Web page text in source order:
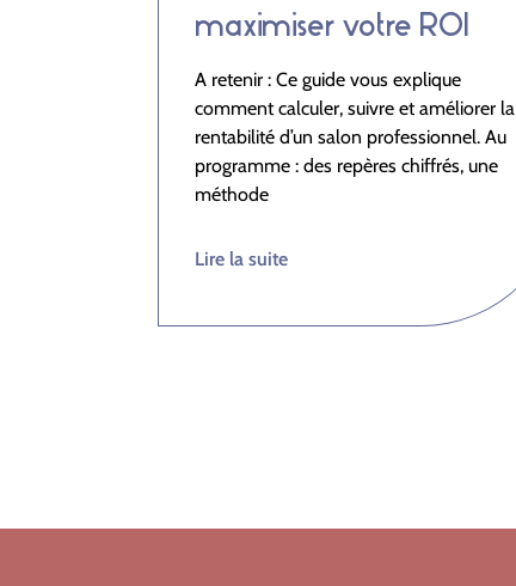
maximiser votre ROI
A retenir : Ce guide vous explique
comment calculer, suivre et améliorer la
rentabilité d’un salon professionnel. Au
programme : des repères chiffrés, une
méthode
Lire la suite